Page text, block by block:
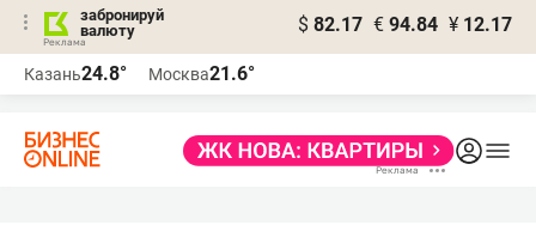
забронируй
валюту
$ 82.17 € 94.84 ¥ 12.17
Казань24.8° Москва21.6°